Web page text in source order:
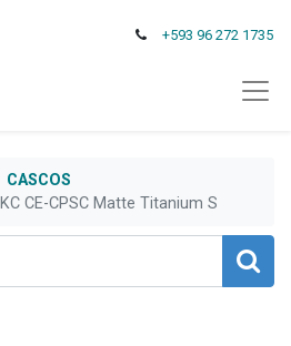
+593 96 272 1735
CASCOS
CE-CPSC Matte Titanium S